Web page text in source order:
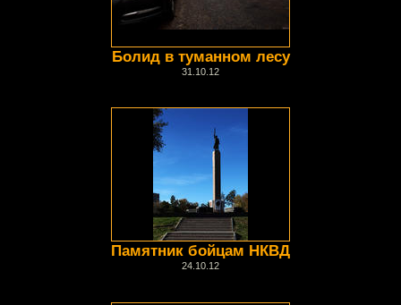
Болид в туманном лесу
31.10.12
Памятник бойцам НКВД
24.10.12